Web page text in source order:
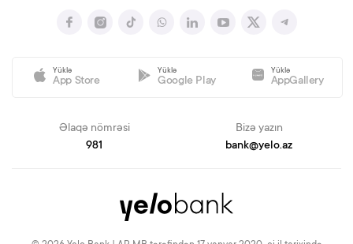
Yüklə
App Store
Yüklə
Google Play
Yüklə
AppGallery
Əlaqə nömrəsi
981
Bizə yazın
bank@yelo.az